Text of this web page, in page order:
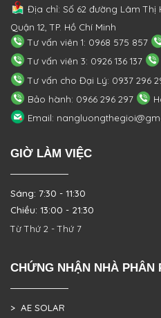
Địa chỉ: Số 62 đường Lâm Thị
Quận 12, TP. Hồ Chí Minh
Tư vấn viên 1: 0968 575 857
Tư vấn viên 3: 0926 136 137
Tư vấn cho Đại Lý: 0937 296
Bảo hành: 0966 296 297
Email:
GIỜ LÀM VIỆC
Sáng: 7:30 - 11:30
Chiều: 13:00 - 21:30
Từ Thứ 2 - Thứ 7
CHỨNG NHẬN NHÀ PHÂN
> AE SOLAR